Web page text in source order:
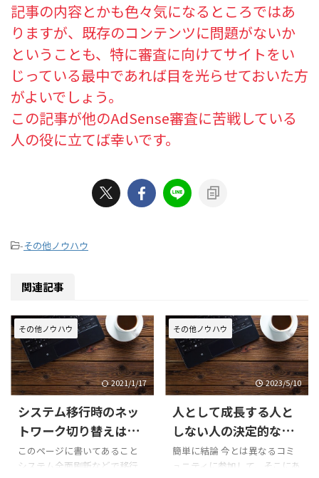
記事の内容とかも色々気になるところではあ
りますが、既存のコンテンツに問題がないか
ということも、特に審査に向けてサイトをい
じっている最中であれば目を光らせておいた方
がよいでしょう。
この記事が他のAdSense審査に苦戦している
人の役に立てば幸いです。
-その他ノウハウ
関連記事
その他ノウハウ
2021/1/17
システム移行時のネッ
トワーク切り替えはど
のようにするか
このページに書いてあること
システム全面刷新などで移行
その他ノウハウ
2023/5/10
人として成長する人と
しない人の決定的な違
い
簡単に結論 今とは異なるコミ
ュニティに参加して、そこにあ